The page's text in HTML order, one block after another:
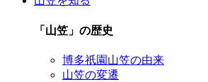
「山笠」の歴史
博多祇園山笠の由来
山笠の変遷